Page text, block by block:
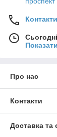
Контакти
Про нас
Контакти
Доставка та